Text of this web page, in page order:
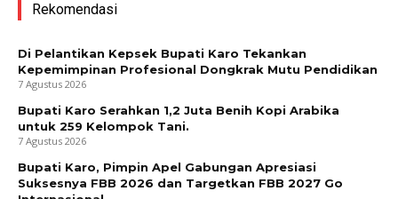
Rekomendasi
Di Pelantikan Kepsek Bupati Karo Tekankan
Kepemimpinan Profesional Dongkrak Mutu Pendidikan
7 Agustus 2026
Bupati Karo Serahkan 1,2 Juta Benih Kopi Arabika
untuk 259 Kelompok Tani.
7 Agustus 2026
Bupati Karo, Pimpin Apel Gabungan Apresiasi
Suksesnya FBB 2026 dan Targetkan FBB 2027 Go